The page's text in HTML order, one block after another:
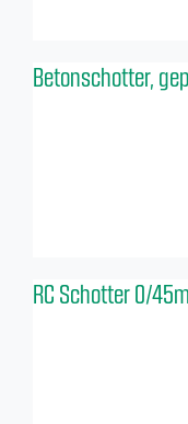
Betonschotter,
RC Schotter 0/